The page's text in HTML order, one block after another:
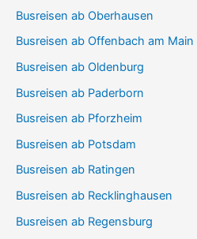
Busreisen ab Oberhausen
Busreisen ab Offenbach am Main
Busreisen ab Oldenburg
Busreisen ab Paderborn
Busreisen ab Pforzheim
Busreisen ab Potsdam
Busreisen ab Ratingen
Busreisen ab Recklinghausen
Busreisen ab Regensburg